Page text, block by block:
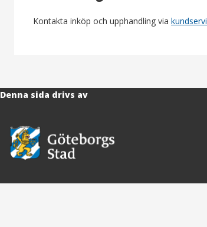
Kontakta inköp och upphandling via
Denna sida drivs av